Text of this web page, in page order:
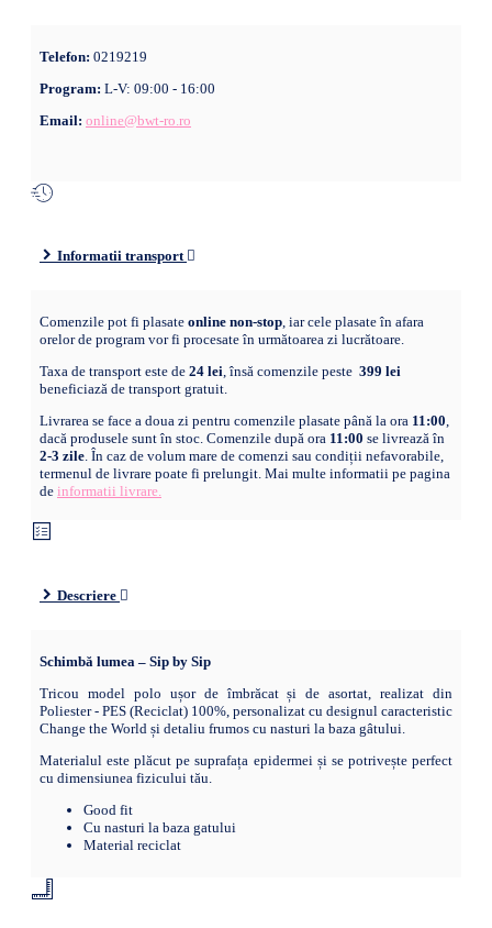
Telefon: 0219219
Program: L-V: 09:00 - 16:00
Email: online@bwt-ro.ro
Informatii transport
Comenzile pot fi plasate online non-stop, iar cele plasate în afara
orelor de program vor fi procesate în următoarea zi lucrătoare.
Taxa de transport este de 24 lei, însă comenzile peste 399 lei
beneficiază de transport gratuit.
Livrarea se face a doua zi pentru comenzile plasate până la ora 11:00,
dacă produsele sunt în stoc. Comenzile după ora 11:00 se livrează în
2-3 zile. În caz de volum mare de comenzi sau condiții nefavorabile,
termenul de livrare poate fi prelungit. Mai multe informatii pe pagina
de informatii livrare.
Descriere
Schimbă lumea – Sip by Sip
Tricou model polo ușor de îmbrăcat și de asortat, realizat din
Poliester - PES (Reciclat) 100%, personalizat cu designul caracteristic
Change the World și detaliu frumos cu nasturi la baza gâtului.
Materialul este plăcut pe suprafața epidermei și se potrivește perfect
cu dimensiunea fizicului tău.
Good fit
Cu nasturi la baza gatului
Material reciclat